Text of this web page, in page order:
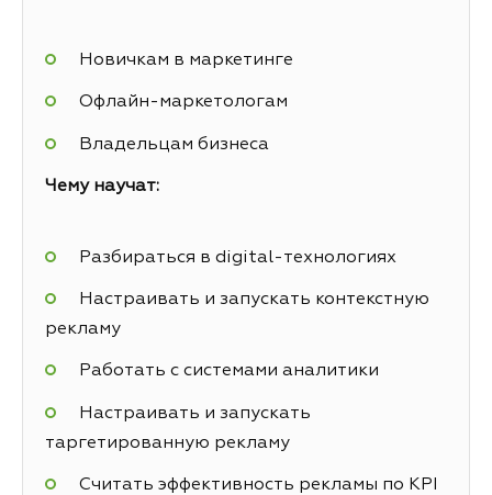
Новичкам в маркетинге
Офлайн-маркетологам
Владельцам бизнеса
Чему научат:
Разбираться в digital-технологиях
Настраивать и запускать контекстную
рекламу
Работать с системами аналитики
Настраивать и запускать
таргетированную рекламу
Считать эффективность рекламы по KPI